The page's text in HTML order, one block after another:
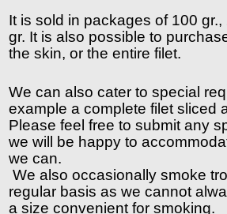
It is sold in packages of 100
gr. It is also possible to
the skin, or the entire filet.
We can also cater to special
example a complete filet sliced
Please feel free to submit any
we will be happy to
we can.
We also occasionally smoke
regular basis as we cannot
a size convenient for smoking.